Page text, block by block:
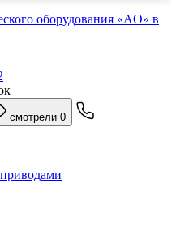
смотрели 0